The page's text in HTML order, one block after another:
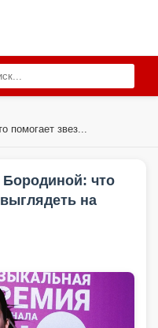
помогает звез...
что
на